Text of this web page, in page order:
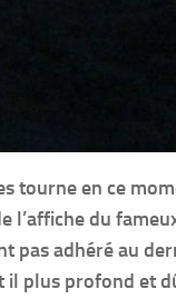
tourne en ce
l’affiche du
pas adhéré au
il plus profond et